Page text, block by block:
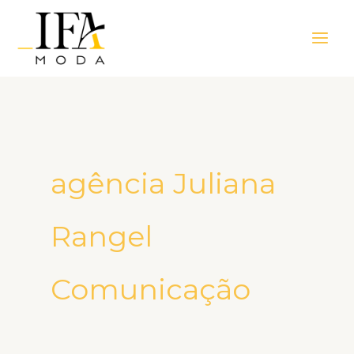
Menu
agência Juliana
Rangel
Comunicação